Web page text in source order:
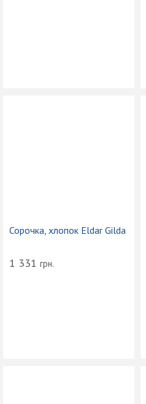
Сорочка, хлопок Eldar Gilda
1 331 грн.